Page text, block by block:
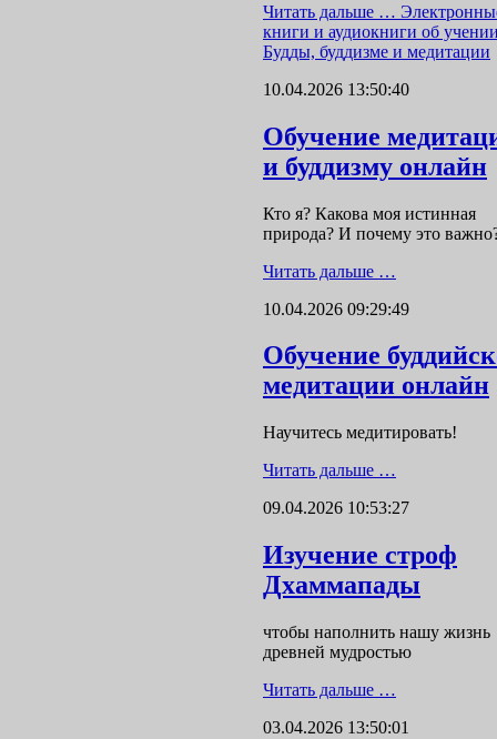
Читать дальше …
книги и аудиокниги об учении
Будды, буддизме и медитации
10.04.2026 13:50:40
Обучение
и буддизму онлайн
Кто я? Какова моя истинная
природа? И почему это
Читать дальше …
10.04.2026 09:29:49
Обучение
медитации онлайн
Научитесь медитировать!
Читать дальше …
09.04.2026 10:53:27
Изучение строф
Дхаммапады
чтобы наполнить нашу жизнь
древней мудростью
Читать дальше …
03.04.2026 13:50:01